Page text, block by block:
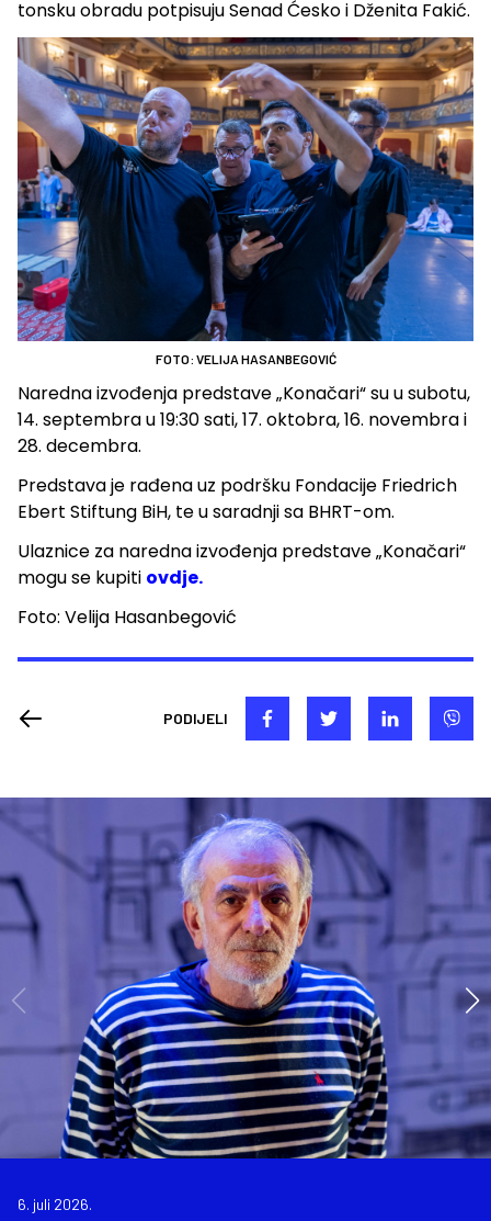
tonsku obradu potpisuju Senad Ćesko i Dženita Fakić.
FOTO: VELIJA HASANBEGOVIĆ
Naredna izvođenja predstave „Konačari“ su u subotu,
14. septembra u 19:30 sati, 17. oktobra, 16. novembra i
28. decembra.
Predstava je rađena uz podršku Fondacije Friedrich
Ebert Stiftung BiH, te u saradnji sa BHRT-om.
Ulaznice za naredna izvođenja predstave „Konačari“
mogu se kupiti ovdje.
Foto: Velija Hasanbegović
PODIJELI
6. juli 2026.